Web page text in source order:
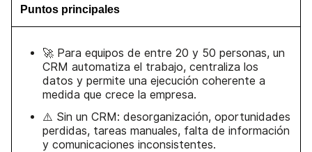
Puntos principales
🚀 Para equipos de entre 20 y 50 personas, un
CRM automatiza el trabajo, centraliza los
datos y permite una ejecución coherente a
medida que crece la empresa.
⚠️ Sin un CRM: desorganización, oportunidades
perdidas, tareas manuales, falta de información
y comunicaciones inconsistentes.